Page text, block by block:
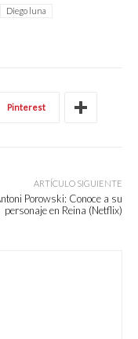
Diego luna
Pinterest
ARTÍCULO SIGUIENTE
Porowski: Conoce a su
personaje en Reina (Netflix)